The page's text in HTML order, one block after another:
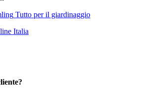
Tutto per il giardinaggio